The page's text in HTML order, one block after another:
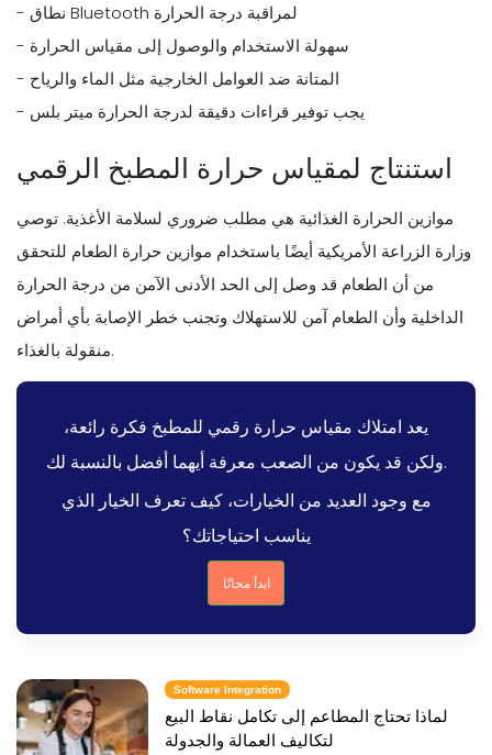
- نطاق Bluetooth لمراقبة درجة الحرارة
- سهولة الاستخدام والوصول إلى مقياس الحرارة
- المتانة ضد العوامل الخارجية مثل الماء والرياح
- يجب توفير قراءات دقيقة لدرجة الحرارة ميتر بلس
استنتاج لمقياس حرارة المطبخ الرقمي
موازين الحرارة الغذائية هي مطلب ضروري لسلامة الأغذية. توصي
وزارة الزراعة الأمريكية أيضًا باستخدام موازين حرارة الطعام للتحقق
من أن الطعام قد وصل إلى الحد الأدنى الآمن من درجة الحرارة
الداخلية وأن الطعام آمن للاستهلاك وتجنب خطر الإصابة بأي أمراض
منقولة بالغذاء.
يعد امتلاك مقياس حرارة رقمي للمطبخ فكرة رائعة،
ولكن قد يكون من الصعب معرفة أيهما أفضل بالنسبة لك.
مع وجود العديد من الخيارات، كيف تعرف الخيار الذي
يناسب احتياجاتك؟
ابدأ مجانًا
Software Integration
لماذا تحتاج المطاعم إلى تكامل نقاط البيع
لتكاليف العمالة والجدولة